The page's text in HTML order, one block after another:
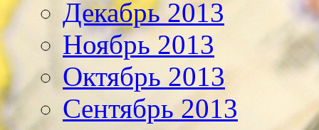
Декабрь 2013
Ноябрь 2013
Октябрь 2013
Сентябрь 2013